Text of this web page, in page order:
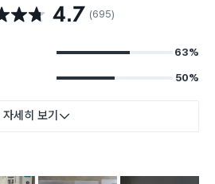
4.7 (695)
63%
50%
자세히 보기